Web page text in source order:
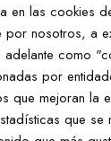
en las cookies
por nosotros, a
adelante como
por
que mejoran la
que